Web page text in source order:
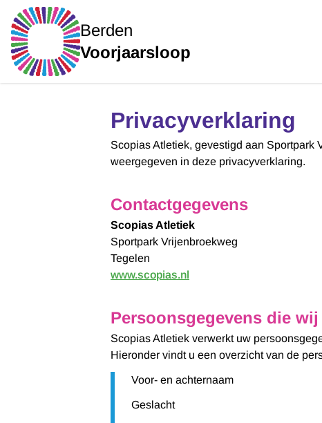
Berden
Voorjaarsloop
Privacyverklaring
Scopias Atletiek, gevestigd aan Sportpark
weergegeven in deze privacyverklaring.
Contactgegevens
Scopias Atletiek
Sportpark Vrijenbroekweg
Tegelen
www.scopias.nl
Persoonsgegevens die
Scopias Atletiek verwerkt uw
Hieronder vindt u een overzicht van de
Voor- en achternaam
Geslacht